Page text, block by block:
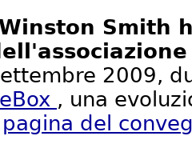
Smith
2009,
, una
pagina del